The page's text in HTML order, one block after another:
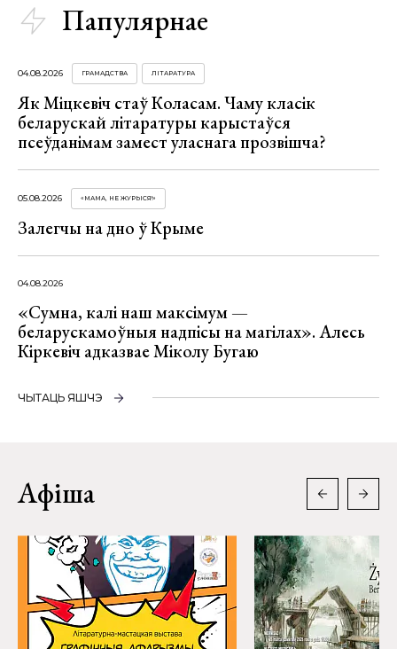
Папулярнае
04.08.2026 ГРАМАДСТВА ЛІТАРАТУРА
Як Міцкевіч стаў Коласам. Чаму класік
беларускай літаратуры карыстаўся
псеўданімам замест уласнага прозвішча?
05.08.2026 «МАМА, НЕ ЖУРЫСЯ!»
Залегчы на дно ў Крыме
04.08.2026
«Сумна, калі наш максімум —
беларускамоўныя надпісы на магілах». Алесь
Кіркевіч адказвае Міколу Бугаю
ЧЫТАЦЬ ЯШЧЭ
Афіша